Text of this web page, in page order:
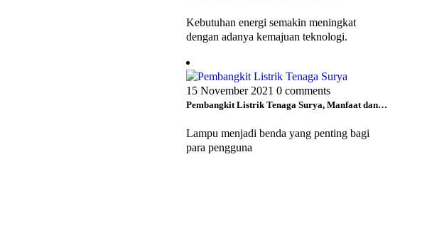
Kebutuhan energi semakin meningkat
dengan adanya kemajuan teknologi.
15 November 2021 0 comments
Pembangkit Listrik Tenaga Surya, Manfaat dan…
Lampu menjadi benda yang penting bagi
para pengguna